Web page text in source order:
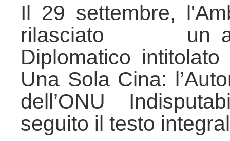
Il 29 settembre,
rilasciato un
Diplomatico
Una Sola Cina:
dell’ONU
seguito il testo